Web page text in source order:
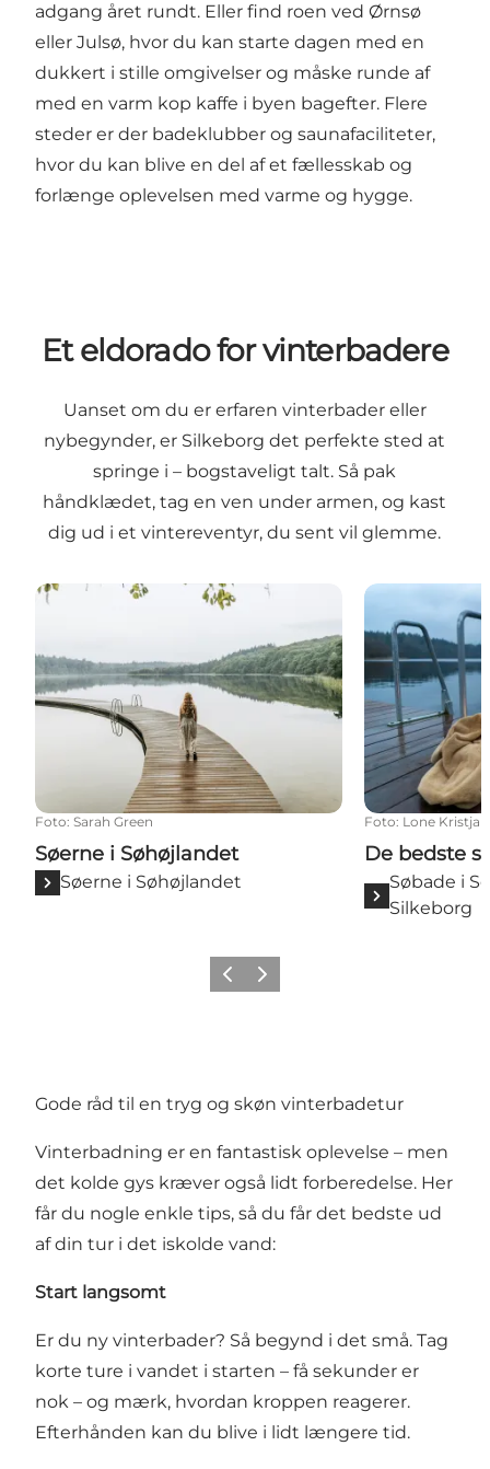
adgang året rundt. Eller find roen ved Ørnsø
eller Julsø, hvor du kan starte dagen med en
dukkert i stille omgivelser og måske runde af
med en varm kop kaffe i byen bagefter. Flere
steder er der badeklubber og saunafaciliteter,
hvor du kan blive en del af et fællesskab og
forlænge oplevelsen med varme og hygge.
Et eldorado for vinterbadere
Uanset om du er erfaren vinterbader eller
nybegynder, er Silkeborg det perfekte sted at
springe i – bogstaveligt talt. Så pak
håndklædet, tag en ven under armen, og kast
dig ud i et vintereventyr, du sent vil glemme.
Søerne i Søhøjlandet
Foto: Sarah Green
Søerne i Søhøjlandet
Søerne i Søhøjlandet
De bedste
Foto: Lone
De bedste
Søbade i
Silkeborg
ForrigeNæste
Gode råd til en tryg og skøn vinterbadetur
Vinterbadning er en fantastisk oplevelse – men
det kolde gys kræver også lidt forberedelse. Her
får du nogle enkle tips, så du får det bedste ud
af din tur i det iskolde vand:
Start langsomt
Er du ny vinterbader? Så begynd i det små. Tag
korte ture i vandet i starten – få sekunder er
nok – og mærk, hvordan kroppen reagerer.
Efterhånden kan du blive i lidt længere tid.